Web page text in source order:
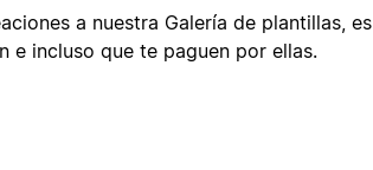
a nuestra Galería de plantillas, es
e incluso que te paguen por ellas.